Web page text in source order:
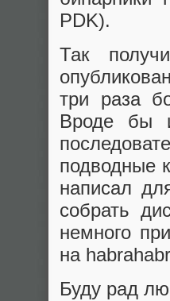
PDK).
Так
три раза
Вроде бы
подводные
написал
собрать
немного
на
Буду рад